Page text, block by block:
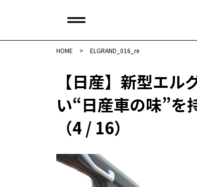
HOME > ELGRAND_016_re
【日産】新型エ
い“日産車の味”を
（4 / 16）